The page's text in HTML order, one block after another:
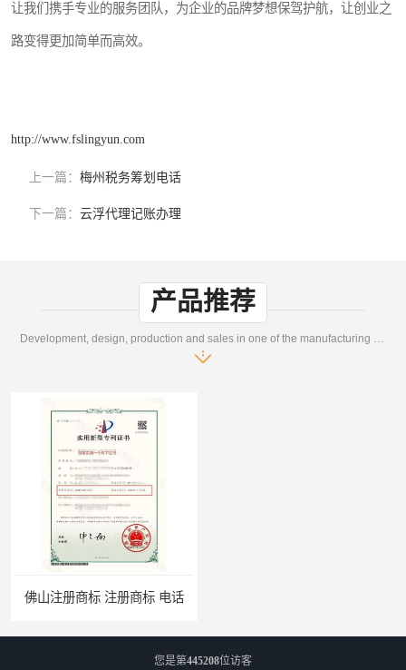
让我们携手专业的服务团队，为企业的品牌梦想保驾护航，让创业之
路变得更加简单而高效。
http://www.fslingyun.com
上一篇： 梅州税务筹划电话
下一篇： 云浮代理记账办理
产品推荐
Development, design, production and sales in one of the manufacturing enterprises
佛山注册商标 注册商标 电话
您是第445208位访客